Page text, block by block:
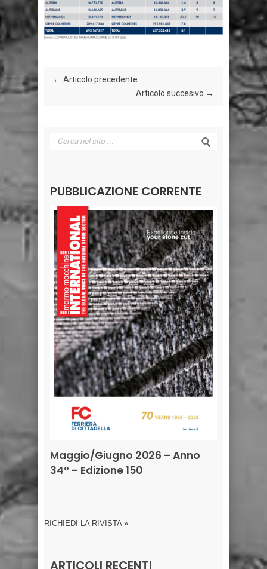
← Articolo precedente
Articolo succesivo →
PUBBLICAZIONE CORRENTE
Maggio/Giugno 2026 – Anno
34° – Edizione 150
RICHIEDI LA RIVISTA »
ARTICOLI RECENTI